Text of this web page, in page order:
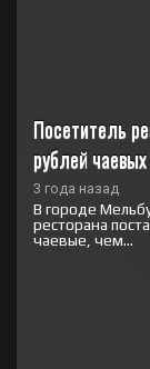
Посетитель
рублей чаевых
3 года назад
В городе
ресторана
чаевые, чем...